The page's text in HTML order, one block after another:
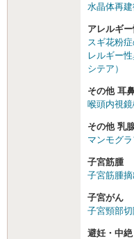
水晶体再
アレルギ
スギ花粉
レルギー
シテア）
その他 耳
喉頭内視鏡
その他 乳
マンモグラ
子宮筋腫
子宮筋腫
子宮がん
子宮頸部切
避妊・中絶